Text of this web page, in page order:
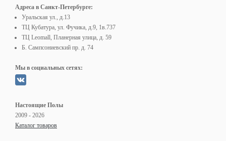
Адреса в Санкт-Петербурге:
Уральская ул., д.13
ТЦ Кубатура, ул. Фучика, д.9, 1в.737
ТЦ Leomall, Планерная улица, д. 59
Б. Сампсониевский пр. д. 74
Мы в социальных сетях:
Настоящие Полы
2009 - 2026
Каталог товаров